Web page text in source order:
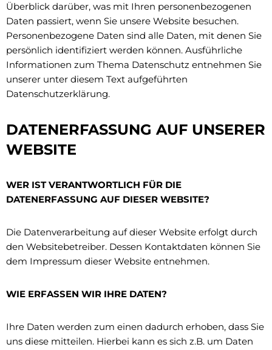
Überblick darüber, was mit Ihren personenbezogenen
Daten passiert, wenn Sie unsere Website besuchen.
Personenbezogene Daten sind alle Daten, mit denen Sie
persönlich identifiziert werden können. Ausführliche
Informationen zum Thema Datenschutz entnehmen Sie
unserer unter diesem Text aufgeführten
Datenschutzerklärung.
DATENERFASSUNG AUF UNSERER
WEBSITE
WER IST VERANTWORTLICH FÜR DIE
DATENERFASSUNG AUF DIESER WEBSITE?
Die Datenverarbeitung auf dieser Website erfolgt durch
den Websitebetreiber. Dessen Kontaktdaten können Sie
dem Impressum dieser Website entnehmen.
WIE ERFASSEN WIR IHRE DATEN?
Ihre Daten werden zum einen dadurch erhoben, dass Sie
uns diese mitteilen. Hierbei kann es sich z.B. um Daten